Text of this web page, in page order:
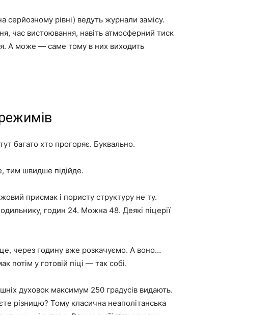
серйозному рівні) ведуть журнали замісу.
час вистоювання, навіть атмосферний тиск
А може — саме тому в них виходить
багато хто прогоряє. Буквально.
тим швидше підійде.
присмак і пористу структуру не ту.
годин 24. Можна 48. Деякі піцерії
через годину вже розкачуємо. А воно…
потім у готовій піці — так собі.
духовок максимум 250 градусів видають.
різницю? Тому класична неаполітанська